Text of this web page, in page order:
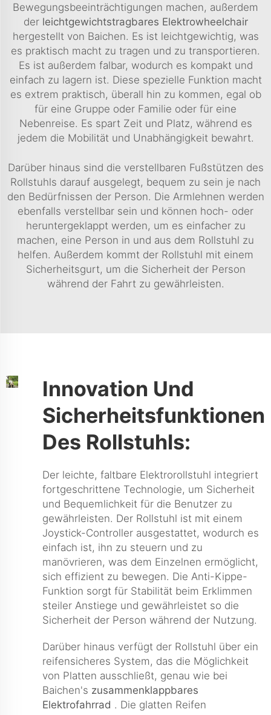
Bewegungsbeeinträchtigungen machen, außerdem
der leichtgewichtstragbares Elektrowheelchair
hergestellt von Baichen. Es ist leichtgewichtig, was
es praktisch macht zu tragen und zu transportieren.
Es ist außerdem falbar, wodurch es kompakt und
einfach zu lagern ist. Diese spezielle Funktion macht
es extrem praktisch, überall hin zu kommen, egal ob
für eine Gruppe oder Familie oder für eine
Nebenreise. Es spart Zeit und Platz, während es
jedem die Mobilität und Unabhängigkeit bewahrt.
Darüber hinaus sind die verstellbaren Fußstützen des
Rollstuhls darauf ausgelegt, bequem zu sein je nach
den Bedürfnissen der Person. Die Armlehnen werden
ebenfalls verstellbar sein und können hoch- oder
heruntergeklappt werden, um es einfacher zu
machen, eine Person in und aus dem Rollstuhl zu
helfen. Außerdem kommt der Rollstuhl mit einem
Sicherheitsgurt, um die Sicherheit der Person
während der Fahrt zu gewährleisten.
Innovation Und
Sicherheitsfunktionen
Des Rollstuhls:
Der leichte, faltbare Elektrorollstuhl integriert
fortgeschrittene Technologie, um Sicherheit
und Bequemlichkeit für die Benutzer zu
gewährleisten. Der Rollstuhl ist mit einem
Joystick-Controller ausgestattet, wodurch es
einfach ist, ihn zu steuern und zu
manövrieren, was dem Einzelnen ermöglicht,
sich effizient zu bewegen. Die Anti-Kippe-
Funktion sorgt für Stabilität beim Erklimmen
steiler Anstiege und gewährleistet so die
Sicherheit der Person während der Nutzung.
Darüber hinaus verfügt der Rollstuhl über ein
reifensicheres System, das die Möglichkeit
von Platten ausschließt, genau wie bei
Baichen's zusammenklappbares
Elektrofahrrad . Die glatten Reifen